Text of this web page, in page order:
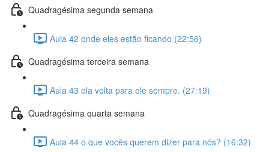
Quadragésima segunda semana
Aula 42 onde eles estão ficando (22:56)
Quadragésima terceira semana
Aula 43 ela volta para ele sempre. (27:19)
Quadragésima quarta semana
Aula 44 o que vocês querem dizer para nós? (16:32)